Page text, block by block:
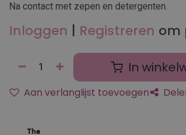
Na contact met zepen en detergenten.
Inloggen | Registreren om
In
Aan verlanglijst toevoegen